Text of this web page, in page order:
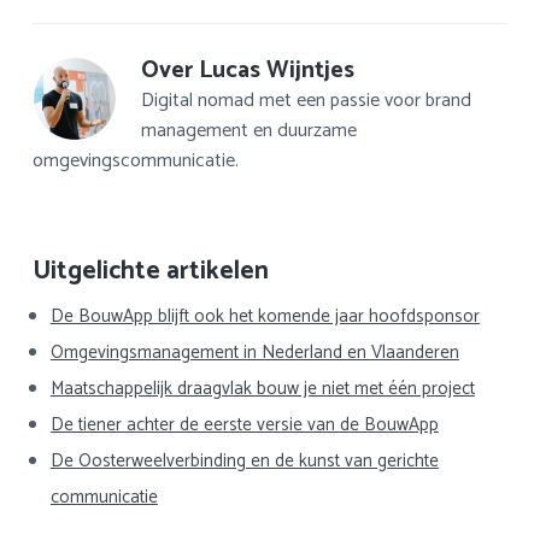
Over Lucas Wijntjes
Digital nomad met een passie voor brand
management en duurzame
omgevingscommunicatie.
Primaire
Sidebar
Uitgelichte artikelen
De BouwApp blijft ook het komende jaar hoofdsponsor
Omgevingsmanagement in Nederland en Vlaanderen
Maatschappelijk draagvlak bouw je niet met één project
De tiener achter de eerste versie van de BouwApp
De Oosterweelverbinding en de kunst van gerichte
communicatie